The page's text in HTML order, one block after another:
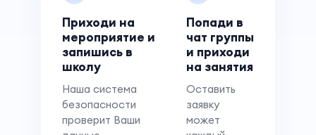
Приходи на
мероприятие и
запишись в
школу
Наша система
безопасности
проверит Ваши
Попади в
чат группы
и приходи
на занятия
Оставить
заявку
может